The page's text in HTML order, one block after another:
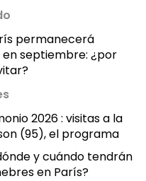
permanecerá
septiembre: ¿por
2026 : visitas a la
(95), el programa
y cuándo tendrán
en París?